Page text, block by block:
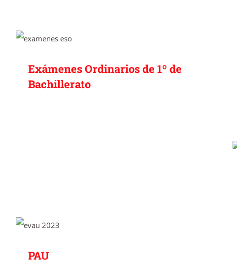
Exámenes Ordinarios de 1º de Bachillerato
Exámenes Ordinarios de 1º de
Bachillerato
PAU